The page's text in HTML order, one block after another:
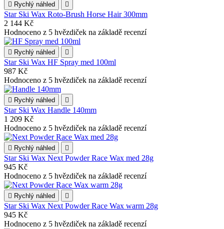
 Rychlý náhled 
Star Ski Wax Roto-Brush Horse Hair 300mm
2 144 Kč
Hodnoceno z 5 hvězdiček na základě recenzí
 Rychlý náhled 
Star Ski Wax HF Spray med 100ml
987 Kč
Hodnoceno z 5 hvězdiček na základě recenzí
 Rychlý náhled 
Star Ski Wax Handle 140mm
1 209 Kč
Hodnoceno z 5 hvězdiček na základě recenzí
 Rychlý náhled 
Star Ski Wax Next Powder Race Wax med 28g
945 Kč
Hodnoceno z 5 hvězdiček na základě recenzí
 Rychlý náhled 
Star Ski Wax Next Powder Race Wax warm 28g
945 Kč
Hodnoceno z 5 hvězdiček na základě recenzí